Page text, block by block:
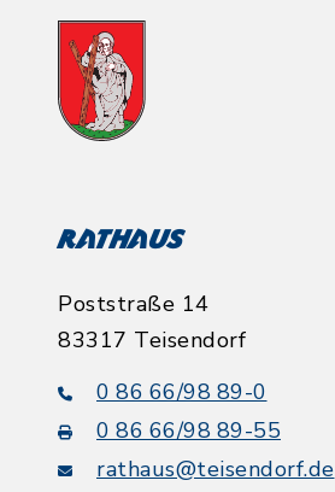
Rathaus
Poststraße 14
83317 Teisendorf
0 86 66/98 89-0
0 86 66/98 89-55
rathaus@teisendorf.de